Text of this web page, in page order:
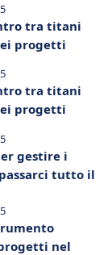
tra titani
progetti
tra titani
progetti
gestire i
tutto il
nel